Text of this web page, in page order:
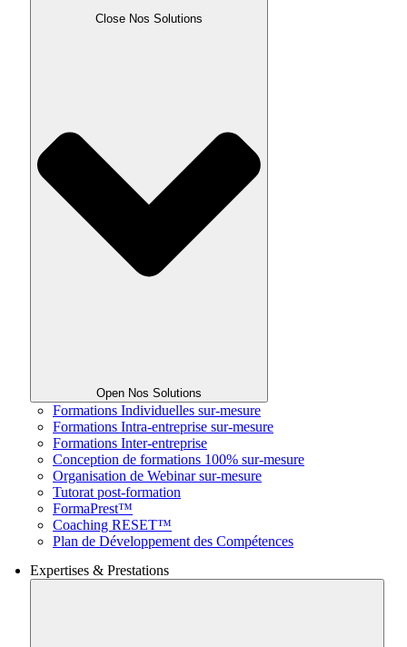
Close Nos Solutions
Open Nos Solutions
Formations Individuelles sur-mesure
Formations Intra-entreprise sur-mesure
Formations Inter-entreprise
Conception de formations 100% sur-mesure
Organisation de Webinar sur-mesure
Tutorat post-formation
FormaPrest™
Coaching RESET™
Plan de Développement des Compétences
Expertises & Prestations